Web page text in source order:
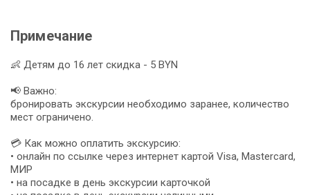
Примечание
👶 Детям до 16 лет скидка - 5 BYN
📢 Важно:
бронировать экскурсии необходимо заранее, количество
мест ограничено.
💳 Как можно оплатить экскурсию:
• онлайн по ссылке через интернет картой Visa, Mastercard,
МИР
• на посадке в день экскурсии карточкой